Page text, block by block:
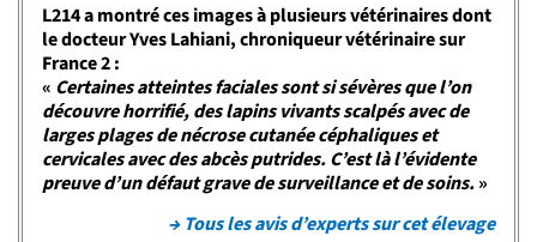
L214 a montré ces images à plusieurs vétérinaires dont
le docteur Yves Lahiani, chroniqueur vétérinaire sur
France 2 :
« Certaines atteintes faciales sont si sévères que l’on
découvre horrifié, des lapins vivants scalpés avec de
larges plages de nécrose cutanée céphaliques et
cervicales avec des abcès putrides. C’est là l’évidente
preuve d’un défaut grave de surveillance et de soins.»
→ Tous les avis d’experts sur cet élevage